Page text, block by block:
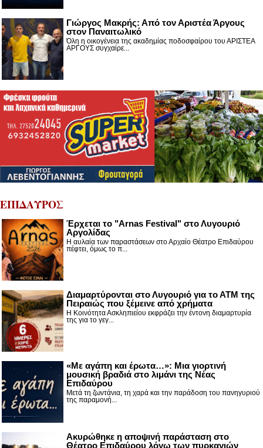
Γιώργος Μακρής: Από τον Αριστέα Άργους
στον Παναιτωλικό
Όλη η οικογένεια της ακαδημίας ποδοσφαίρου του ΑΡΙΣΤΕΑ
ΑΡΓΟΥΣ συγχαίρε...
ΕΠΙΔΑΥΡΟΣ
Έρχεται το "Arnas Festival" στο Λυγουριό
Αργολίδας
Η αυλαία των παραστάσεων στο Αρχαίο Θέατρο Επιδαύρου
πέφτει, όμως το π...
Διαμαρτύρονται στο Λυγουριό για το ΑΤΜ της
Πειραιώς που ξέμεινε από χρήματα
Η Κοινότητα Ασκληπιείου εκφράζει την έντονη διαμαρτυρία
της για το γεγ...
«Με αγάπη και έρωτα…»: Μια γιορτινή
μουσική βραδιά στο λιμάνι της Νέας
Επιδαύρου
Μετά τη ζωντάνια, τη χαρά και την παράδοση του πανηγυριού
της παραμονή...
Ακυρώθηκε η αποψινή παράσταση στο
Θέατρο Επιδαύρου λόγω των πυρκαγιών